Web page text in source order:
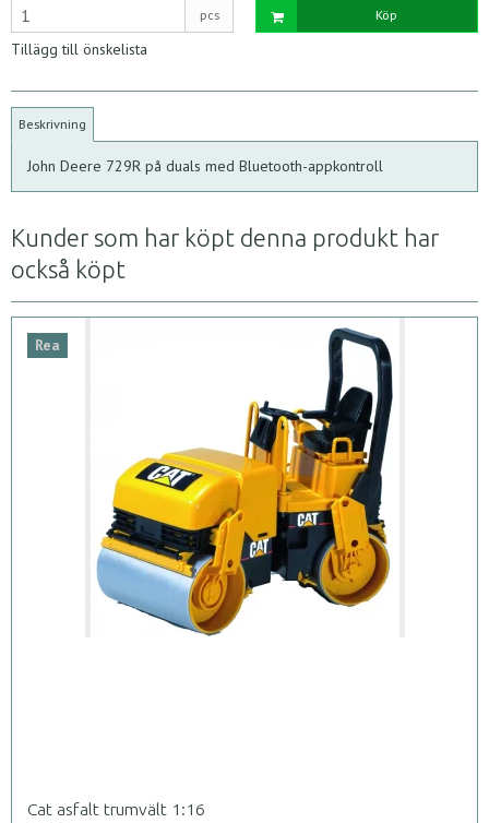
pcs Köp
Tillägg till önskelista
Beskrivning
John Deere 729R på duals med Bluetooth-appkontroll
Kunder som har köpt denna produkt har
också köpt
Rea
Cat asfalt trumvält 1:16